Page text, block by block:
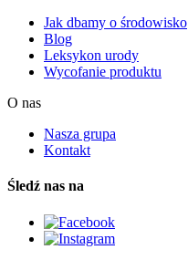
Jak dbamy o środowisko
Blog
Leksykon urody
Wycofanie produktu
O nas
Nasza grupa
Kontakt
Śledź nas na